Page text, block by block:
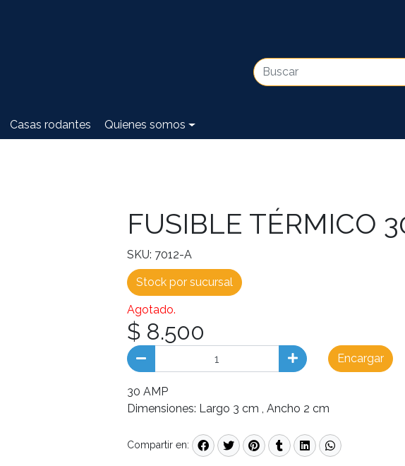
Casas rodantes Quienes somos
FUSIBLE TÉRMICO
SKU: 7012-A
Stock por sucursal
Agotado.
$ 8.500
Encargar
30 AMP
Dimensiones: Largo 3 cm , Ancho 2 cm
Compartir en: